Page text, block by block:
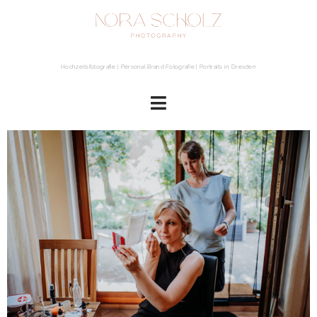
Hochzeitsfotografie | Personal Brand Fotografie | Portraits in Dresden